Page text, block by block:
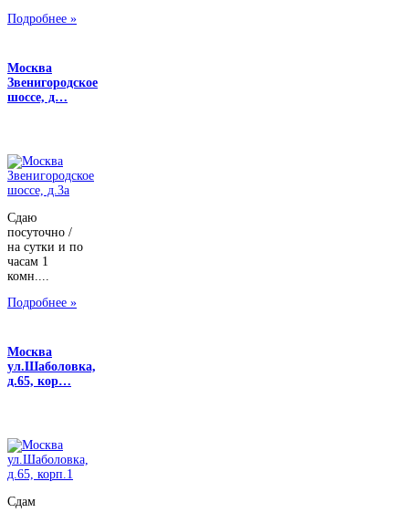
Подробнее »
Москва
Звенигородское
шоссе, д…
Сдаю
посуточно /
на сутки и по
часам 1
комн....
Подробнее »
Москва
ул.Шаболовка,
д.65, кор…
Сдам